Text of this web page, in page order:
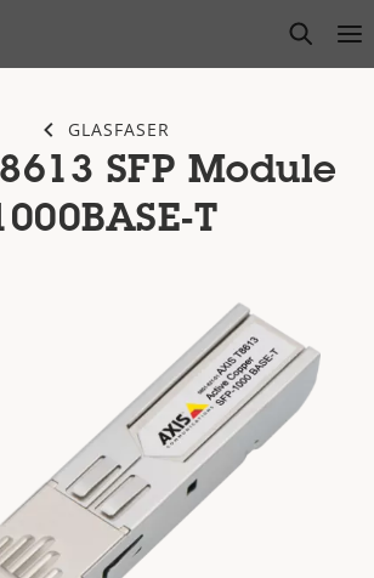
open
GLASFASER
SFP Module
T